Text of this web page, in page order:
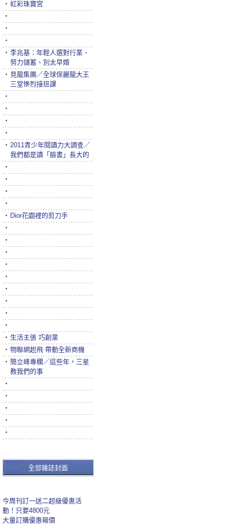
‧ 虹彩珠寶宮
‧
‧
‧
‧ 李兆基：年輕人選對行業、
努力儲蓄、別太早婚
‧ 見龍集團／全球保麗龍大王
三堂慘烈接班課
‧
‧
‧
‧
‧ 2011青少年閱讀力大調查／
我們都是讀「臉書」長大的
‧
‧
‧
‧
‧ Dior花園裡的剪刀手
‧
‧
‧
‧
‧
‧
‧
‧
‧
‧ 生活主張 巧創業
‧ 物聯網起飛 帶動全新商機
‧ 簡立峰專欄／這些年，三星
教我們的事
‧
‧
‧
‧
‧
全部雜誌封面
今周刊訂一送二超級優惠活
動！只要4800元
大量訂購優惠報價